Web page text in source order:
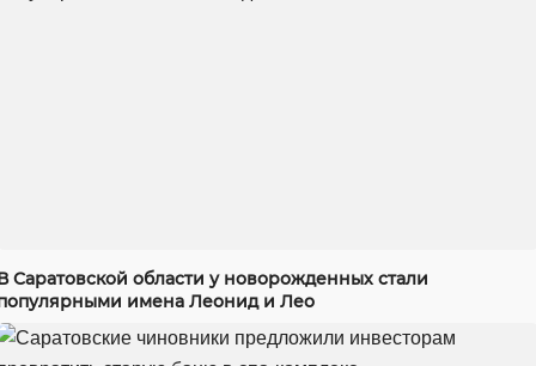
Саратовской области у новорожденных стали
имена Леонид и Лео